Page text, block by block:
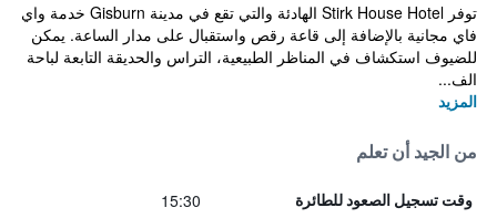
توفر Stirk House Hotel الهادئة والتي تقع في مدينة Gisburn خدمة واي
فاي مجانية بالإضافة إلى قاعة رقص واستقبال على مدار الساعة. يمكن
للضيوف استكشاف في المناظر الطبيعية، التراس والحديقة التابعة لباحة
الف...
المزيد
من الجيد أن تعلم
وقت تسجيل الصعود للطائرة 15:30